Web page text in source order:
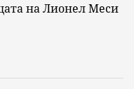
на Лионел Меси